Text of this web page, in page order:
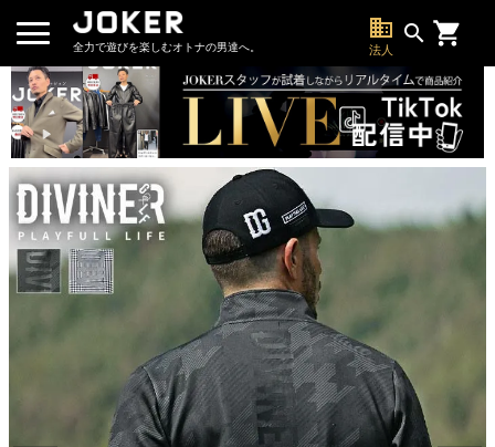
全力で遊びを楽しむオトナの男達へ。
business
法人
search